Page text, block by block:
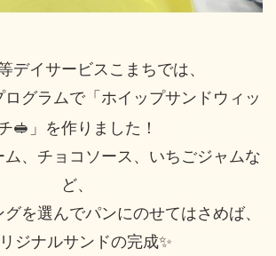
デイサービスこまちでは、
ログラムで「ホイップサンドウィッ
🥪 」を作りました！
ム、チョコソース、いちごジャムな
ど、
を選んでパンにのせてはさめば、
ジナルサンドの完成✨